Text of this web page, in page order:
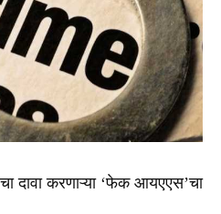
दावा करणाऱ्या ‘फेक आयएएस’चा